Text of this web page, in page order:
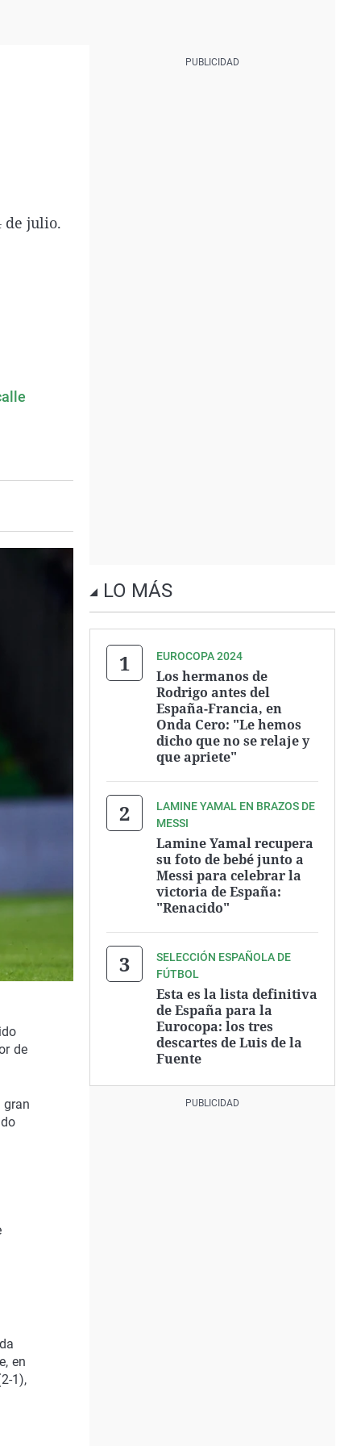
de julio.
de
gran
en
1),
LO MÁS
EUROCOPA 2024
Los hermanos de
Rodrigo antes del
España-Francia, en
Onda Cero: "Le hemos
dicho que no se relaje y
que apriete"
LAMINE YAMAL EN BRAZOS DE
MESSI
Lamine Yamal recupera
su foto de bebé junto a
Messi para celebrar la
victoria de España:
"Renacido"
SELECCIÓN ESPAÑOLA DE
FÚTBOL
Esta es la lista definitiva
de España para la
Eurocopa: los tres
descartes de Luis de la
Fuente